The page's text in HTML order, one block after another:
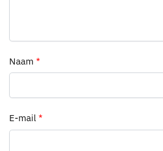
Naam *
E-mail *